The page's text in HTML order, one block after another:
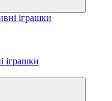
іграшки
іграшки